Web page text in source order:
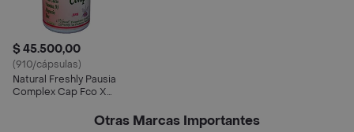
$ 45.500,00
(910/cápsulas)
Natural Freshly Pausia
Complex Cap Fco X
Otras Marcas Importantes